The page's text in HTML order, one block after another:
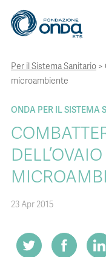
CHI SIAMO
CON CHI
STRUMENTI
Per il Sistema Sanitario >
microambiente
ONDA PER IL SISTEMA
23 Apr 2015